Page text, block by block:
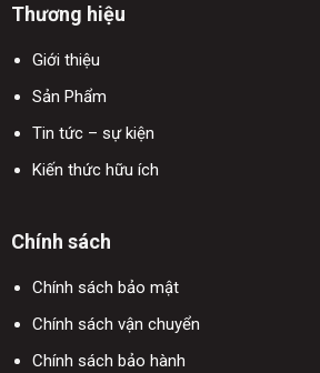
Thương hiệu
Giới thiệu
Sản Phẩm
Tin tức – sự kiện
Kiến thức hữu ích
Chính sách
Chính sách bảo mật
Chính sách vận chuyển
Chính sách bảo hành